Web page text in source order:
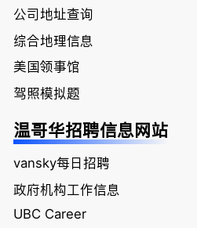
公司地址查询
综合地理信息
美国领事馆
驾照模拟题
温哥华招聘信息网站
vansky每日招聘
政府机构工作信息
UBC Career